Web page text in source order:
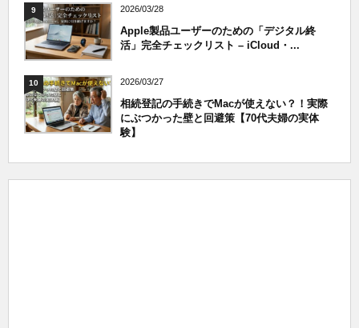
9 2026/03/28
Apple製品ユーザーのための「デジタル終
活」完全チェックリスト – iCloud・...
10 2026/03/27
相続登記の手続きでMacが使えない？！実際
にぶつかった壁と回避策【70代夫婦の実体
験】